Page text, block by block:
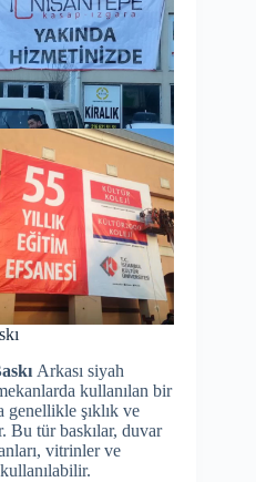
Arkası siyah
kullanılan bir
genellikle şıklık ve
Bu tür baskılar, duvar
vitrinler ve